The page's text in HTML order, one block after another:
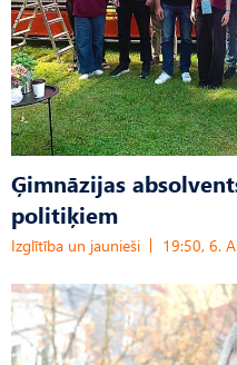
Ģimnāzijas
politiķiem
Izglītība un jaunieši 19:50, 6.